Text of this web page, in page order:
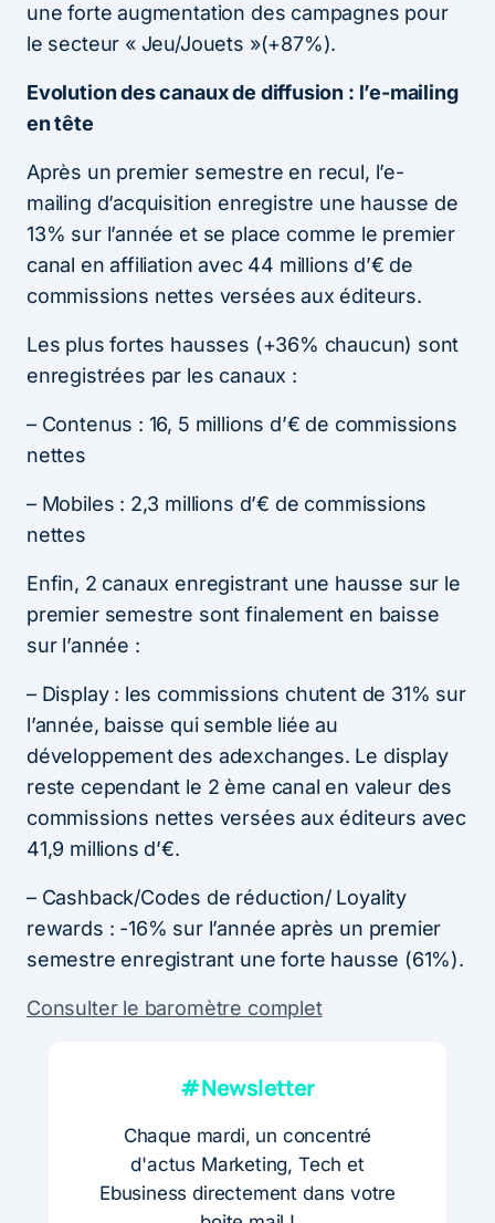
une forte augmentation des campagnes pour
le secteur « Jeu/Jouets »(+87%).
Evolution des canaux de diffusion : l’e-mailing
en tête
Après un premier semestre en recul, l’e-
mailing d’acquisition enregistre une hausse de
13% sur l’année et se place comme le premier
canal en affiliation avec 44 millions d’€ de
commissions nettes versées aux éditeurs.
Les plus fortes hausses (+36% chaucun) sont
enregistrées par les canaux :
– Contenus : 16, 5 millions d’€ de commissions
nettes
– Mobiles : 2,3 millions d’€ de commissions
nettes
Enfin, 2 canaux enregistrant une hausse sur le
premier semestre sont finalement en baisse
sur l’année :
– Display : les commissions chutent de 31% sur
l’année, baisse qui semble liée au
développement des adexchanges. Le display
reste cependant le 2 ème canal en valeur des
commissions nettes versées aux éditeurs avec
41,9 millions d’€.
– Cashback/Codes de réduction/ Loyality
rewards : -16% sur l’année après un premier
semestre enregistrant une forte hausse (61%).
Consulter le baromètre complet
#Newsletter
Chaque mardi, un concentré
d'actus Marketing, Tech et
Ebusiness directement dans votre